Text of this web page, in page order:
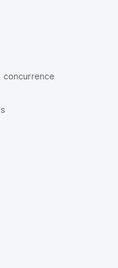
concurrence